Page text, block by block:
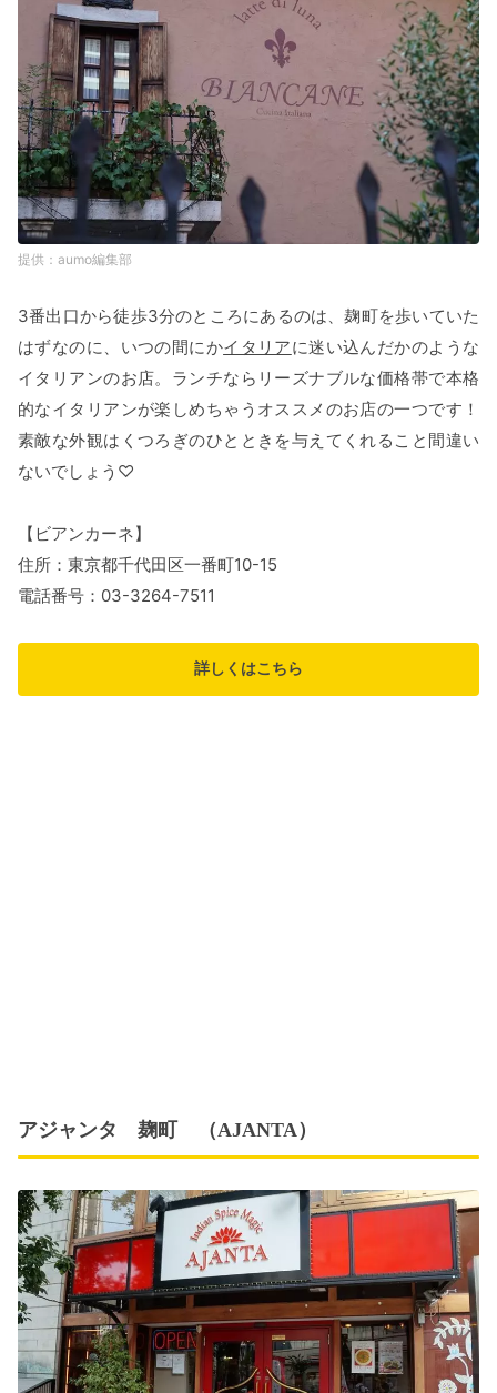
aumo編集部
3番出口から徒歩3分のところにあるのは、麹町を歩いていた
はずなのに、いつの間にかイタリアに迷い込んだかのような
イタリアンのお店。ランチならリーズナブルな価格帯で本格
的なイタリアンが楽しめちゃうオススメのお店の一つです！
素敵な外観はくつろぎのひとときを与えてくれること間違い
ないでしょう♡
【ビアンカーネ】
住所：東京都千代田区一番町10-15
電話番号：03-3264-7511
詳しくはこちら
アジャンタ 麹町 （AJANTA）